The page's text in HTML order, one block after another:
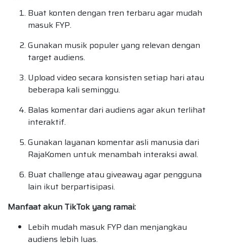
Buat konten dengan tren terbaru agar mudah
masuk FYP.
Gunakan musik populer yang relevan dengan
target audiens.
Upload video secara konsisten setiap hari atau
beberapa kali seminggu.
Balas komentar dari audiens agar akun terlihat
interaktif.
Gunakan layanan komentar asli manusia dari
RajaKomen untuk menambah interaksi awal.
Buat challenge atau giveaway agar pengguna
lain ikut berpartisipasi.
Manfaat akun TikTok yang ramai:
Lebih mudah masuk FYP dan menjangkau
audiens lebih luas.